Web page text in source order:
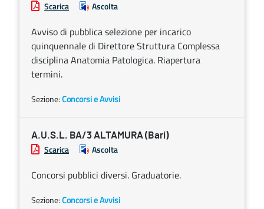
Scarica Ascolta
Avviso di pubblica selezione per incarico
quinquennale di Direttore Struttura Complessa
disciplina Anatomia Patologica. Riapertura
termini.
Sezione:Concorsi e Avvisi
A.U.S.L. BA/3 ALTAMURA (Bari)
Scarica Ascolta
Concorsi pubblici diversi. Graduatorie.
Sezione:Concorsi e Avvisi